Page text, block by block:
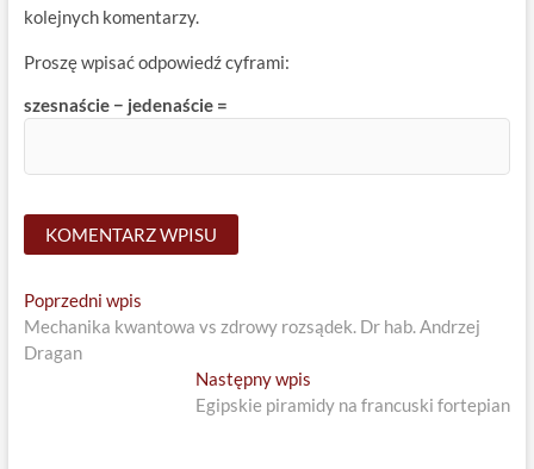
kolejnych komentarzy.
Proszę wpisać odpowiedź cyframi:
szesnaście − jedenaście =
Nawigacja
wpisu
Poprzedni wpisPrevious
post:
Mechanika kwantowa vs zdrowy rozsądek. Dr hab. Andrzej
Dragan
Następny wpis
post:
Egipskie piramidy na francuski fortepian